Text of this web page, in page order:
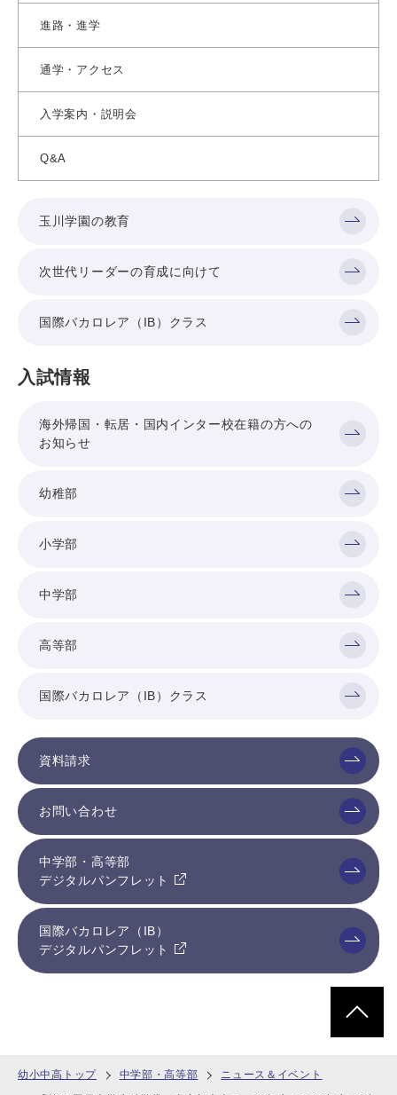
幼小中高トップ 中学部・高等部
ニュース＆イベント
進路・進学
通学・アクセス
入学案内・説明会
Q&A
玉川学園の教育
次世代リーダーの育成に向けて
国際バカロレア（IB）クラス
入試情報
海外帰国・転居・国内インター校在籍の方への
お知らせ
幼稚部
小学部
中学部
高等部
国際バカロレア（IB）クラス
資料請求
お問い合わせ
中学部・高等部
デジタルパンフレット
国際バカロレア（IB）
デジタルパンフレット